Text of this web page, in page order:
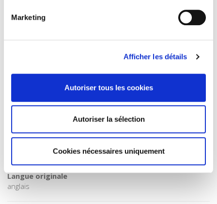
Marketing
Afficher les détails
Autoriser tous les cookies
Autoriser la sélection
Cookies nécessaires uniquement
Catégorie (éditeur)
Code publique Onix
06 Professionnel et académique
CLIL (Version 2013-2019 )
3283 SCIENCES POLITIQUES
Date de première publication du titre
07 avril 2008
Code Identifiant de classement sujet
Langue originale
anglais